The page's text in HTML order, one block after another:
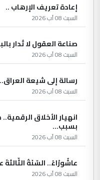
إعادة تعريف الإرهاب ..
السبت 08 آب 2026
صناعة العقول لا تُدار
السبت 08 آب 2026
رسالة إلى شيعة
السبت 08 آب 2026
انهيار الأخلاق
بسبب...
السبت 08 آب 2026
عاشُورْاءُ.. السّنَةُ
السبت 08 آب 2026